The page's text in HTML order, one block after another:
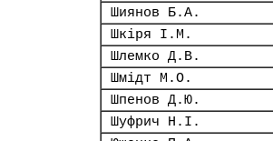
Шиянов Б.А.
Шкіря І.М.
Шлемко Д.В.
Шмідт М.О.
Шпенов Д.Ю.
Шуфрич Н.І.